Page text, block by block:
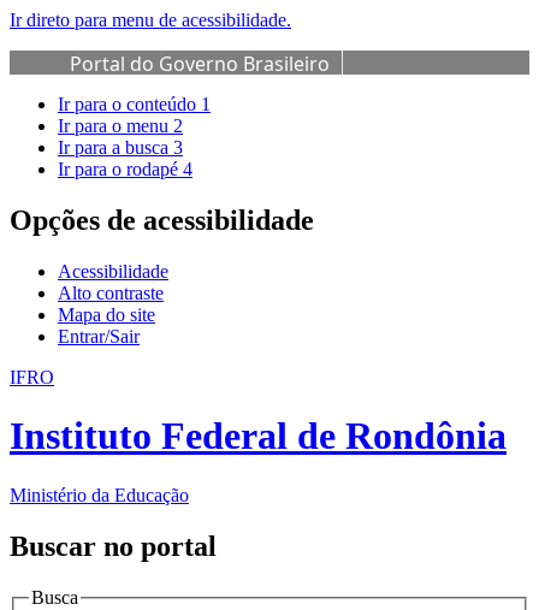
Ir direto para menu de acessibilidade.
Portal do Governo Brasileiro
Ir para o conteúdo 1
Ir para o menu 2
Ir para a busca 3
Ir para o rodapé 4
Opções de acessibilidade
Acessibilidade
Alto contraste
Mapa do site
Entrar/Sair
IFRO
Instituto Federal de Rondônia
Ministério da Educação
Buscar no portal
Busca